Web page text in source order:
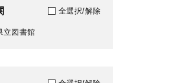
全選択/解除
立図書館